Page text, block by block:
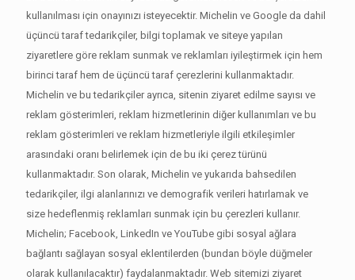
kullanılması için onayınızı isteyecektir. Michelin ve Google da dahil
üçüncü taraf tedarikçiler, bilgi toplamak ve siteye yapılan
ziyaretlere göre reklam sunmak ve reklamları iyileştirmek için hem
birinci taraf hem de üçüncü taraf çerezlerini kullanmaktadır.
Michelin ve bu tedarikçiler ayrıca, sitenin ziyaret edilme sayısı ve
reklam gösterimleri, reklam hizmetlerinin diğer kullanımları ve bu
reklam gösterimleri ve reklam hizmetleriyle ilgili etkileşimler
arasındaki oranı belirlemek için de bu iki çerez türünü
kullanmaktadır. Son olarak, Michelin ve yukarıda bahsedilen
tedarikçiler, ilgi alanlarınızı ve demografik verileri hatırlamak ve
size hedeflenmiş reklamları sunmak için bu çerezleri kullanır.
Michelin; Facebook, LinkedIn ve YouTube gibi sosyal ağlara
bağlantı sağlayan sosyal eklentilerden (bundan böyle düğmeler
olarak kullanılacaktır) faydalanmaktadır. Web sitemizi ziyaret